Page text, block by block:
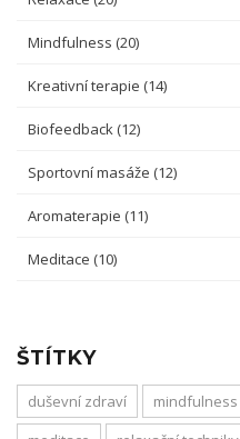
Mindfulness (20)
Kreativní terapie (14)
Biofeedback (12)
Sportovní masáže (12)
Aromaterapie (11)
Meditace (10)
ŠTÍTKY
duševní zdraví mindfulness